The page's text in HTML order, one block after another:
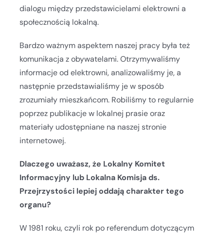
dialogu między przedstawicielami elektrowni a
społecznością lokalną.
Bardzo ważnym aspektem naszej pracy była też
komunikacja z obywatelami. Otrzymywaliśmy
informacje od elektrowni, analizowaliśmy je, a
następnie przedstawialiśmy je w sposób
zrozumiały mieszkańcom. Robiliśmy to regularnie
poprzez publikacje w lokalnej prasie oraz
materiały udostępniane na naszej stronie
internetowej.
Dlaczego uważasz, że Lokalny Komitet
Informacyjny lub Lokalna Komisja ds.
Przejrzystości lepiej oddają charakter tego
organu?
W 1981 roku, czyli rok po referendum dotyczącym